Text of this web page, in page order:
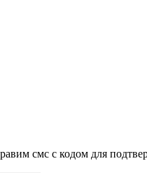
смс с кодом для